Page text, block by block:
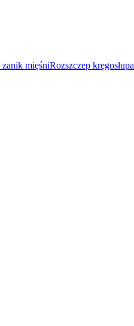
mięśniRozszczep kręgosłupa